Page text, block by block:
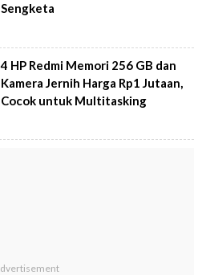
Sengketa
4 HP Redmi Memori 256 GB dan
Kamera Jernih Harga Rp1 Jutaan,
Cocok untuk Multitasking